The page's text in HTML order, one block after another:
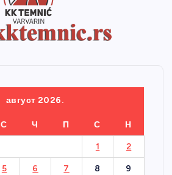
август 2026.
С Ч П С Н
1 2
5 6 7 8 9